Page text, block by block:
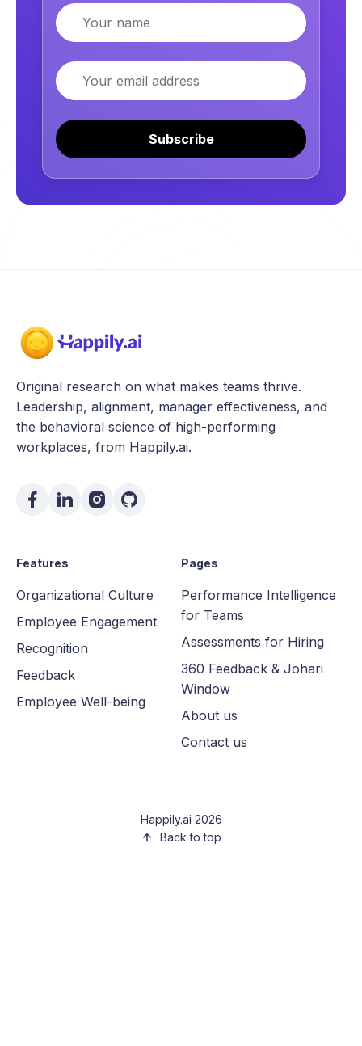
Name
Email
Subscribe
Original research on what makes teams thrive.
Leadership, alignment, manager effectiveness, and
the behavioral science of high-performing
workplaces, from Happily.ai.
Features
Organizational Culture
Employee Engagement
Recognition
Feedback
Employee Well-being
Pages
Performance Intelligence
for Teams
Assessments for Hiring
360 Feedback & Johari
Window
About us
Contact us
Happily.ai 2026
Back to top